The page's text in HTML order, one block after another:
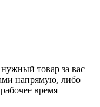
товар за вас
напрямую, либо
время